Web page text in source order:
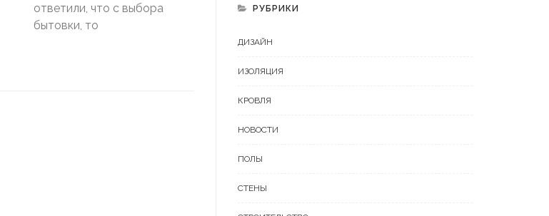
ответили, что с выбора
бытовки, то
РУБРИКИ
ДИЗАЙН
ИЗОЛЯЦИЯ
КРОВЛЯ
НОВОСТИ
ПОЛЫ
СТЕНЫ